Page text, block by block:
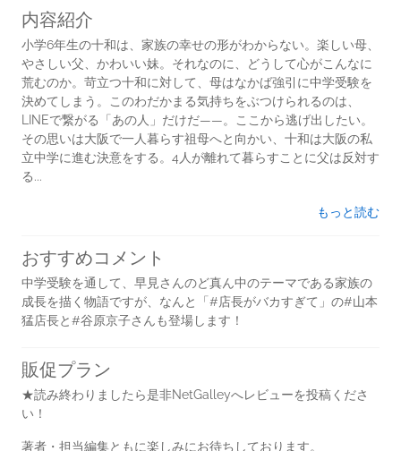
内容紹介
小学6年生の十和は、家族の幸せの形がわからない。楽しい母、
やさしい父、かわいい妹。それなのに、どうして心がこんなに
荒むのか。苛立つ十和に対して、母はなかば強引に中学受験を
決めてしまう。このわだかまる気持ちをぶつけられるのは、
LINEで繋がる「あの人」だけだ――。ここから逃げ出したい。
その思いは大阪で一人暮らす祖母へと向かい、十和は大阪の私
立中学に進む決意をする。4人が離れて暮らすことに父は反対す
る...
もっと読む
おすすめコメント
中学受験を通して、早見さんのど真ん中のテーマである家族の
成長を描く物語ですが、なんと「#店長がバカすぎて」の#山本
猛店長と#谷原京子さんも登場します！
販促プラン
★読み終わりましたら是非NetGalleyへレビューを投稿くださ
い！
著者・担当編集ともに楽しみにお待ちしております。